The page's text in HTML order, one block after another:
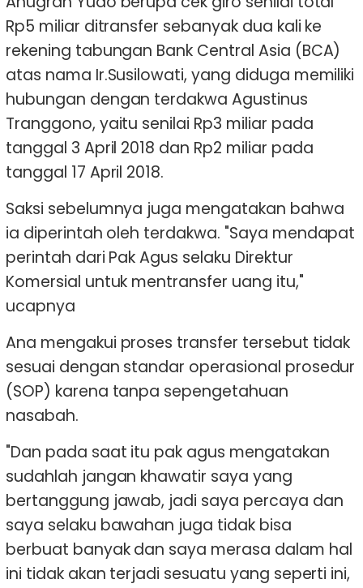
Rp5 miliar ditransfer sebanyak dua kali ke
rekening tabungan Bank Central Asia (BCA)
atas nama Ir.Susilowati, yang diduga memiliki
hubungan dengan terdakwa Agustinus
Tranggono, yaitu senilai Rp3 miliar pada
tanggal 3 April 2018 dan Rp2 miliar pada
tanggal 17 April 2018.
Saksi sebelumnya juga mengatakan bahwa
ia diperintah oleh terdakwa. "Saya mendapat
perintah dari Pak Agus selaku Direktur
Komersial untuk mentransfer uang itu,"
ucapnya
Ana mengakui proses transfer tersebut tidak
sesuai dengan standar operasional prosedur
(SOP) karena tanpa sepengetahuan
nasabah.
"Dan pada saat itu pak agus mengatakan
sudahlah jangan khawatir saya yang
bertanggung jawab, jadi saya percaya dan
saya selaku bawahan juga tidak bisa
berbuat banyak dan saya merasa dalam hal
ini tidak akan terjadi sesuatu yang seperti ini,